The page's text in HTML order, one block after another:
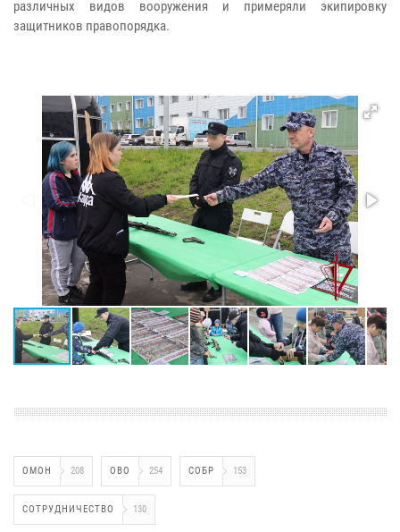
различных видов вооружения и примеряли экипировку
защитников правопорядка.
ОМОН 208 ОВО 254 СОБР 153
СОТРУДНИЧЕСТВО 130